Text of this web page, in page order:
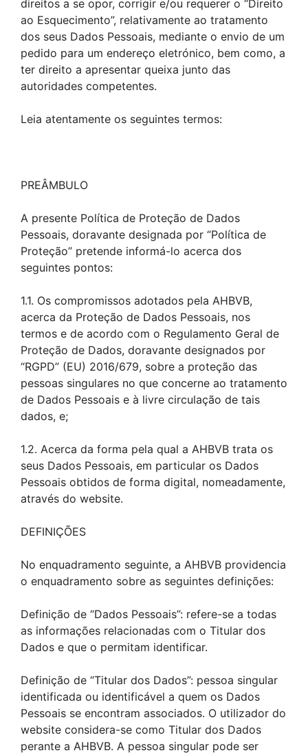
direitos a se opor, corrigir e/ou requerer o “Direito
ao Esquecimento”, relativamente ao tratamento
dos seus Dados Pessoais, mediante o envio de um
pedido para um endereço eletrónico, bem como, a
ter direito a apresentar queixa junto das
autoridades competentes.
Leia atentamente os seguintes termos:
PREÂMBULO
A presente Política de Proteção de Dados
Pessoais, doravante designada por “Política de
Proteção” pretende informá-lo acerca dos
seguintes pontos:
1.1. Os compromissos adotados pela AHBVB,
acerca da Proteção de Dados Pessoais, nos
termos e de acordo com o Regulamento Geral de
Proteção de Dados, doravante designados por
“RGPD” (EU) 2016/679, sobre a proteção das
pessoas singulares no que concerne ao tratamento
de Dados Pessoais e à livre circulação de tais
dados, e;
1.2. Acerca da forma pela qual a AHBVB trata os
seus Dados Pessoais, em particular os Dados
Pessoais obtidos de forma digital, nomeadamente,
através do website.
DEFINIÇÕES
No enquadramento seguinte, a AHBVB providencia
o enquadramento sobre as seguintes definições:
Definição de “Dados Pessoais”: refere-se a todas
as informações relacionadas com o Titular dos
Dados e que o permitam identificar.
Definição de “Titular dos Dados”: pessoa singular
identificada ou identificável a quem os Dados
Pessoais se encontram associados. O utilizador do
website considera-se como Titular dos Dados
perante a AHBVB. A pessoa singular pode ser